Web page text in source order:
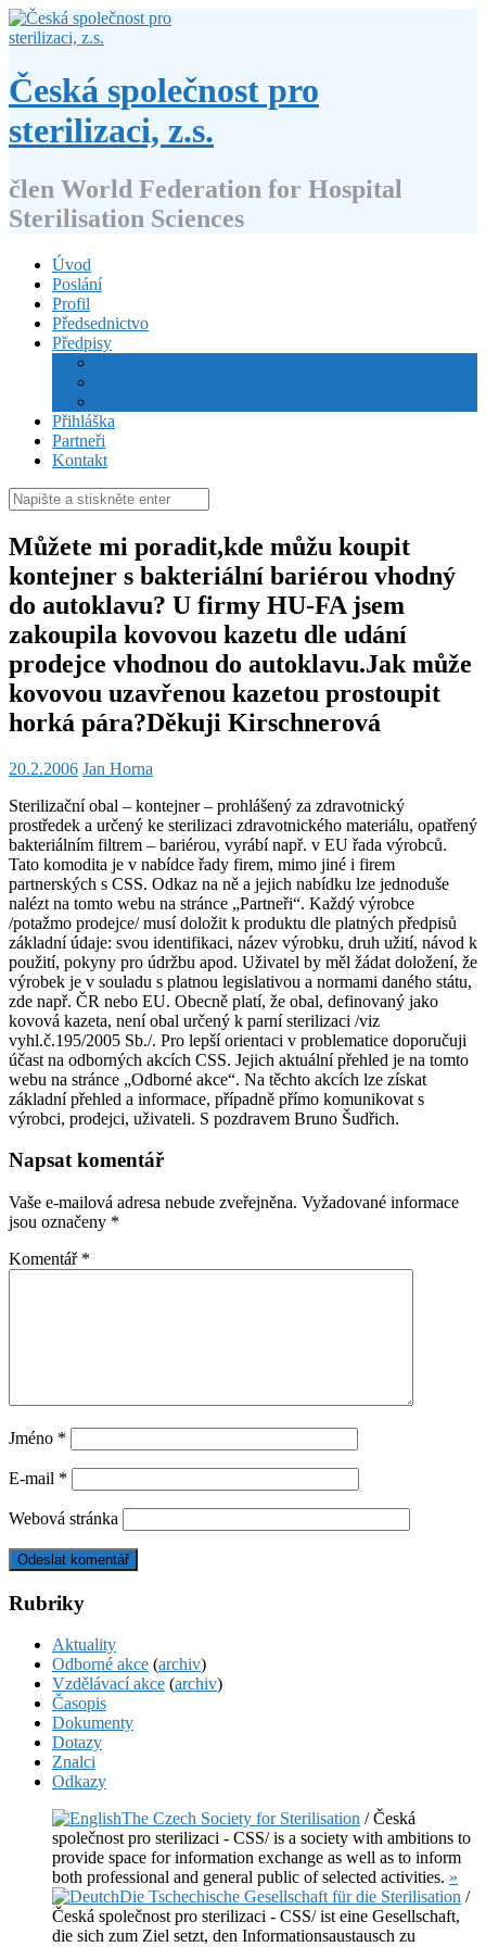
Přejít
k
webu
Česká společnost pro
sterilizaci, z.s.
člen World Federation for Hospital
Sterilisation Sciences
Úvod
Poslání
Profil
Předsednictvo
Předpisy
Přihláška
Partneři
Kontakt
Hledat:
Můžete mi poradit,kde můžu koupit
kontejner s bakteriální bariérou vhodný
do autoklavu? U firmy HU-FA jsem
zakoupila kovovou kazetu dle udání
prodejce vhodnou do autoklavu.Jak může
kovovou uzavřenou kazetou prostoupit
horká pára?Děkuji Kirschnerová
20.2.2006 Jan Horna
Sterilizační obal – kontejner – prohlášený za zdravotnický
prostředek a určený ke sterilizaci zdravotnického materiálu, opatřený
bakteriálním filtrem – bariérou, vyrábí např. v EU řada výrobců.
Tato komodita je v nabídce řady firem, mimo jiné i firem
partnerských s CSS. Odkaz na ně a jejich nabídku lze jednoduše
nalézt na tomto webu na stránce „Partneři“. Každý výrobce
/potažmo prodejce/ musí doložit k produktu dle platných předpisů
základní údaje: svou identifikaci, název výrobku, druh užití, návod k
použití, pokyny pro údržbu apod. Uživatel by měl žádat doložení, že
výrobek je v souladu s platnou legislativou a normami daného státu,
zde např. ČR nebo EU. Obecně platí, že obal, definovaný jako
kovová kazeta, není obal určený k parní sterilizaci /viz
vyhl.č.195/2005 Sb./. Pro lepší orientaci v problematice doporučuji
účast na odborných akcích CSS. Jejich aktuální přehled je na tomto
webu na stránce „Odborné akce“. Na těchto akcích lze získat
základní přehled a informace, případně přímo komunikovat s
výrobci, prodejci, uživateli. S pozdravem Bruno Šudřich.
Napsat komentář
Vaše e-mailová adresa nebude zveřejněna. Vyžadované informace
jsou označeny *
Komentář *
Jméno *
E-mail *
Webová stránka
Rubriky
Aktuality
Odborné akce (archiv)
Vzdělávací akce (archiv)
Časopis
Dokumenty
Dotazy
Znalci
Odkazy
The Czech Society for Sterilisation / Česká
společnost pro sterilizaci - CSS/ is a society with ambitions to
provide space for information exchange as well as to inform
both professional and general public of selected activities. »
Die Tschechische Gesellschaft für die Sterilisation /
Česká společnost pro sterilizaci - CSS/ ist eine Gesellschaft,
die sich zum Ziel setzt, den Informationsaustausch zu